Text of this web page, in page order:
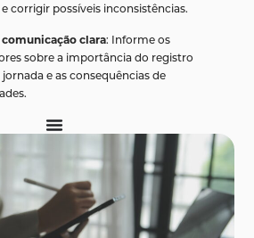
corrigir possíveis inconsistências.
comunicação clara: Informe os
sobre a importância do registro
e as consequências de